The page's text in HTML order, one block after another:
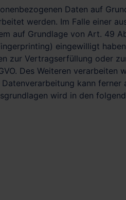
Daten auf
werden. Im Falle einer
Grundlage von Art. 49
eingewilligt
zur Vertragserfüllung oder
Des Weiteren
kann
wird in den